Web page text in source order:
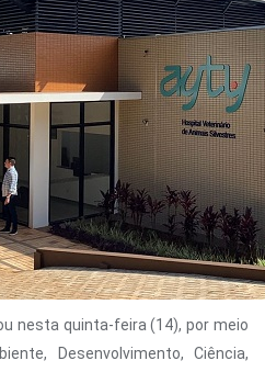
nesta quinta-feira (14), por meio
Desenvolvimento, Ciência,